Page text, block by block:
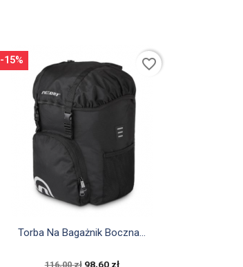
Szybki podgląd
Torba Na Bagażnik Boczna...
116,00 zł 98,60 zł
-15% favorite_border